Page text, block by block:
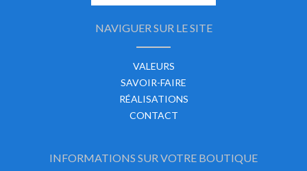
NAVIGUER SUR LE SITE
VALEURS
SAVOIR-FAIRE
RÉALISATIONS
CONTACT
INFORMATIONS SUR VOTRE BOUTIQUE